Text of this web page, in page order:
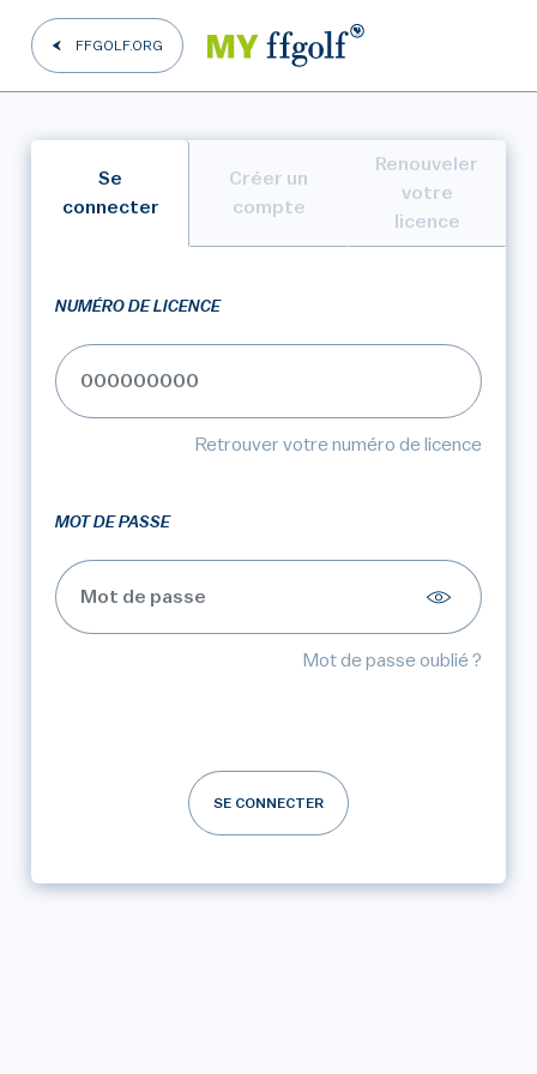
FFGOLF.ORG
Se
connecter
Créer un
compte
Renouveler
votre
licence
NUMÉRO DE LICENCE
Retrouver votre numéro de licence
MOT DE PASSE
Mot de passe oublié ?
SE CONNECTER